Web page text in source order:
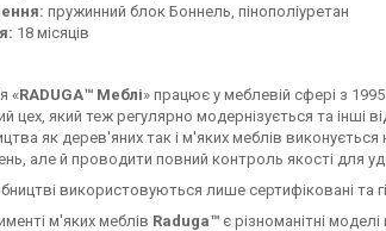
пружинний блок Боннель, пінополіуретан
18 місяців
«RADUGA™ Меблі» працює у меблевій сфері з
цех, який теж регулярно модернізується та інші
як дерев'яних так і м'яких меблів
але й проводити повний контроль якості для
використовуються лише сертифіковані та
м'яких меблів Raduga™ є різноманітні